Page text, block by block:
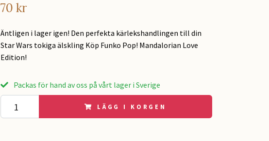
70 kr
Äntligen i lager igen! Den perfekta kärlekshandlingen till din
Star Wars tokiga älskling Köp Funko Pop! Mandalorian Love
Edition!
Packas för hand av oss på vårt lager i Sverige
LÄGG I KORGEN